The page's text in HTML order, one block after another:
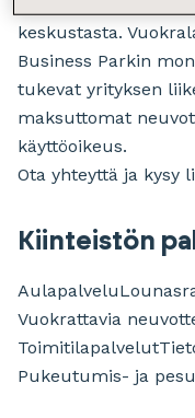
keskustasta.
Business Parkin
tukevat yrityksen
maksuttomat
käyttöoikeus.
Ota yhteyttä ja kysy
Kiinteistön
Aulapalvelu
Vuokrattavia
Toimitilapalvelut
Pukeutumis- ja